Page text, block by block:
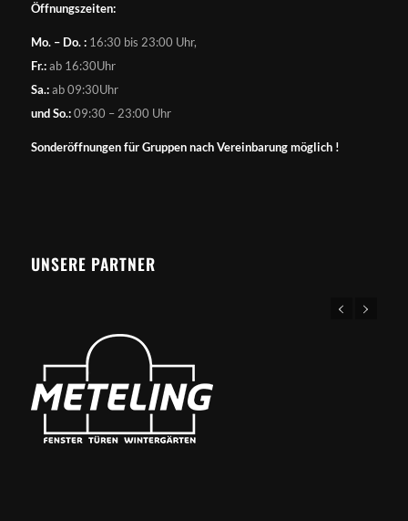
Öffnungszeiten:
Mo. – Do. :16:30 bis 23:00 Uhr,
Fr.:ab 16:30Uhr
Sa.:ab 09:30Uhr
und So.:09:30 – 23:00 Uhr
Sonderöffnungen für Gruppen nach Vereinbarung möglich !
UNSERE PARTNER